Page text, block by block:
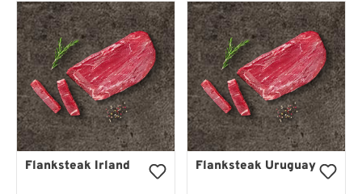
Flanksteak Irland Flanksteak Uruguay